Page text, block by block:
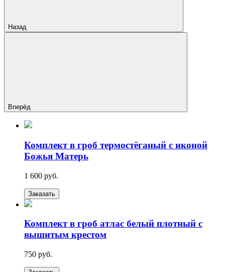
Назад
Вперёд
Комплект в гроб термостёганый с иконой
Божья Матерь
1 600 руб.
Заказать
Комплект в гроб атлас белый плотный с
вышитым крестом
750 руб.